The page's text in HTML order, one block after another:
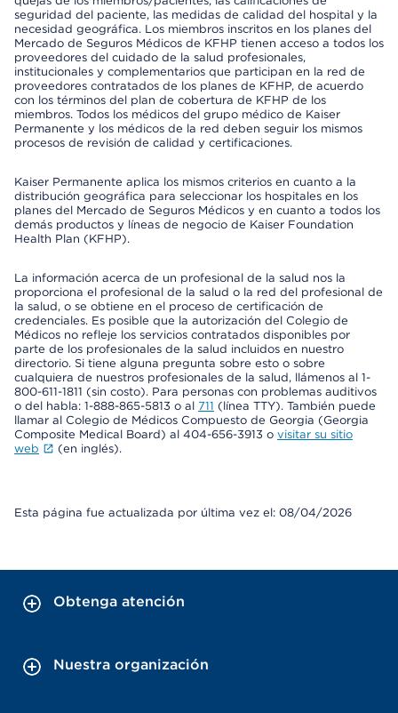
seguridad del paciente, las medidas de calidad del hospital y la
necesidad geográfica. Los miembros inscritos en los planes del
Mercado de Seguros Médicos de KFHP tienen acceso a todos los
proveedores del cuidado de la salud profesionales,
institucionales y complementarios que participan en la red de
proveedores contratados de los planes de KFHP, de acuerdo
con los términos del plan de cobertura de KFHP de los
miembros. Todos los médicos del grupo médico de Kaiser
Permanente y los médicos de la red deben seguir los mismos
procesos de revisión de calidad y certificaciones.
Kaiser Permanente aplica los mismos criterios en cuanto a la
distribución geográfica para seleccionar los hospitales en los
planes del Mercado de Seguros Médicos y en cuanto a todos los
demás productos y líneas de negocio de Kaiser Foundation
Health Plan (KFHP).
La información acerca de un profesional de la salud nos la
proporciona el profesional de la salud o la red del profesional de
la salud, o se obtiene en el proceso de certificación de
credenciales. Es posible que la autorización del Colegio de
Médicos no refleje los servicios contratados disponibles por
parte de los profesionales de la salud incluidos en nuestro
directorio. Si tiene alguna pregunta sobre esto o sobre
cualquiera de nuestros profesionales de la salud, llámenos al 1-
800-611-1811 (sin costo). Para personas con problemas auditivos
o del habla: 1-888-865-5813 o al 711 (línea TTY). También puede
llamar al Colegio de Médicos Compuesto de Georgia (Georgia
Composite Medical Board) al 404-656-3913 o visitar su sitio
web
(en inglés).
Esta página fue actualizada por última vez el: 08/04/2026
Obtenga atención
Nuestra organización